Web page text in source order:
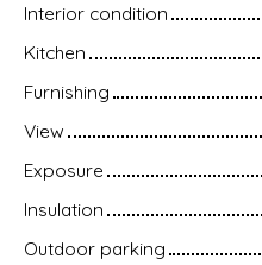
Interior condition
Kitchen
Furnishing
View
Exposure
Insulation
Outdoor parking